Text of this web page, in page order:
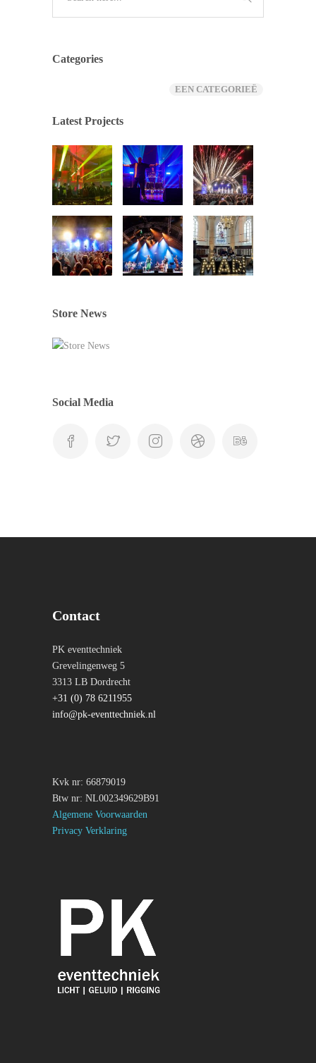
Categories
EEN CATEGORIEË
Latest Projects
Store News
Social Media
Contact
PK eventtechniek
Grevelingenweg 5
3313 LB Dordrecht
+31 (0) 78 6211955
info@pk-eventtechniek.nl
Kvk nr: 66879019
Btw nr: NL002349629B91
Algemene Voorwaarden
Privacy Verklaring